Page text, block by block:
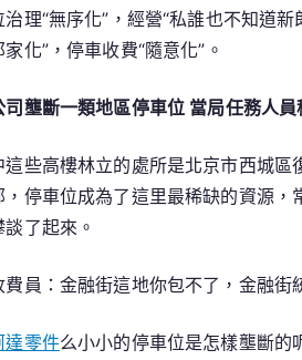
治理“無序化”，經營“私誰也不知道
化”，停車收費“隨意化”。
司壟斷一類地區停車位 當局任務人
這些高樓林立的處所是北京市西城
，停車位成為了這里最稀缺的資源
了起來。
費員：金融街這地你包不了，金融
達零件么小小的停車位是怎樣壟斷的